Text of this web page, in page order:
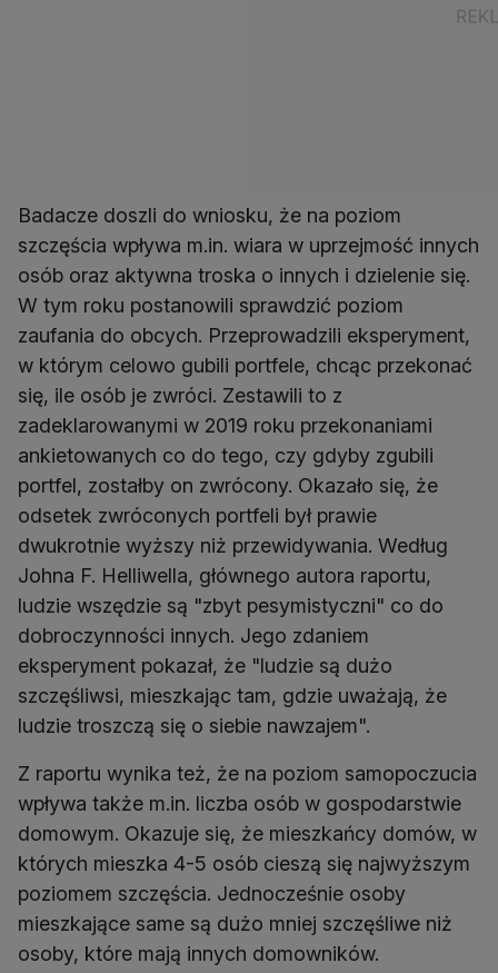
Badacze doszli do wniosku, że na poziom
szczęścia wpływa m.in. wiara w uprzejmość innych
osób oraz aktywna troska o innych i dzielenie się.
W tym roku postanowili sprawdzić poziom
zaufania do obcych. Przeprowadzili eksperyment,
w którym celowo gubili portfele, chcąc przekonać
się, ile osób je zwróci. Zestawili to z
zadeklarowanymi w 2019 roku przekonaniami
ankietowanych co do tego, czy gdyby zgubili
portfel, zostałby on zwrócony. Okazało się, że
odsetek zwróconych portfeli był prawie
dwukrotnie wyższy niż przewidywania. Według
Johna F. Helliwella, głównego autora raportu,
ludzie wszędzie są "zbyt pesymistyczni" co do
dobroczynności innych. Jego zdaniem
eksperyment pokazał, że "ludzie są dużo
szczęśliwsi, mieszkając tam, gdzie uważają, że
ludzie troszczą się o siebie nawzajem".
Z raportu wynika też, że na poziom samopoczucia
wpływa także m.in. liczba osób w gospodarstwie
domowym. Okazuje się, że mieszkańcy domów, w
których mieszka 4-5 osób cieszą się najwyższym
poziomem szczęścia. Jednocześnie osoby
mieszkające same są dużo mniej szczęśliwe niż
osoby, które mają innych domowników.